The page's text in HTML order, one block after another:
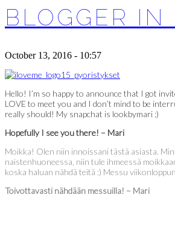
BLOGGER
October 13, 2016 - 10:57
Hello! I’m so happy to announce that I got
LOVE to meet you and I don’t mind to be
really should! My snapchat is lookbymari :)
Hopefully I see you there! – Mari
Moikka! Olen niin innoissani tästä asiasta.
naistenhuoneessa, niin tule ihmeessä
koska haluan nähdä teitä :) Messu
Toivottavasti nähdään messuilla! – Mari